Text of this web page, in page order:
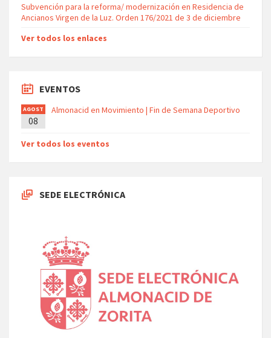
Subvención para la reforma/ modernización en Residencia de
Ancianos Virgen de la Luz. Orden 176/2021 de 3 de diciembre
Ver todos los enlaces
EVENTOS
AGOST
O
08
Almonacid en Movimiento | Fin de Semana Deportivo
Ver todos los eventos
SEDE ELECTRÓNICA